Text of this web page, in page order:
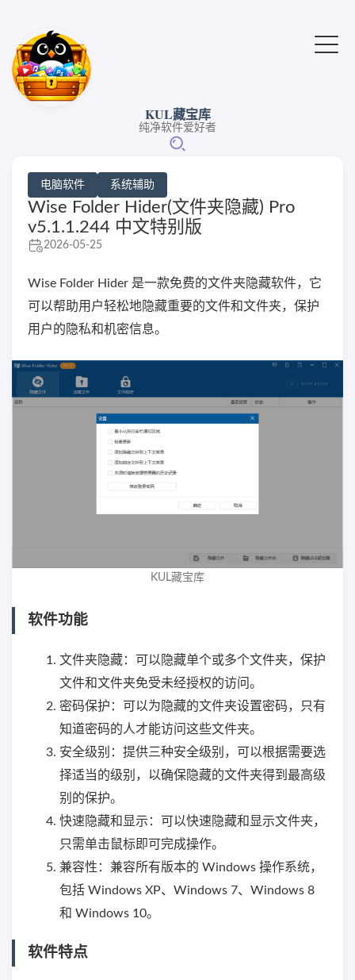
KUL藏宝库
纯净软件爱好者
电脑软件 系统辅助
Wise Folder Hider(文件夹隐藏) Pro
v5.1.1.244 中文特别版
2026-05-25
Wise Folder Hider 是一款免费的文件夹隐藏软件，它
可以帮助用户轻松地隐藏重要的文件和文件夹，保护
用户的隐私和机密信息。
KUL藏宝库
软件功能
文件夹隐藏：可以隐藏单个或多个文件夹，保护
文件和文件夹免受未经授权的访问。
密码保护：可以为隐藏的文件夹设置密码，只有
知道密码的人才能访问这些文件夹。
安全级别：提供三种安全级别，可以根据需要选
择适当的级别，以确保隐藏的文件夹得到最高级
别的保护。
快速隐藏和显示：可以快速隐藏和显示文件夹，
只需单击鼠标即可完成操作。
兼容性：兼容所有版本的 Windows 操作系统，
包括 Windows XP、Windows 7、Windows 8
和 Windows 10。
软件特点